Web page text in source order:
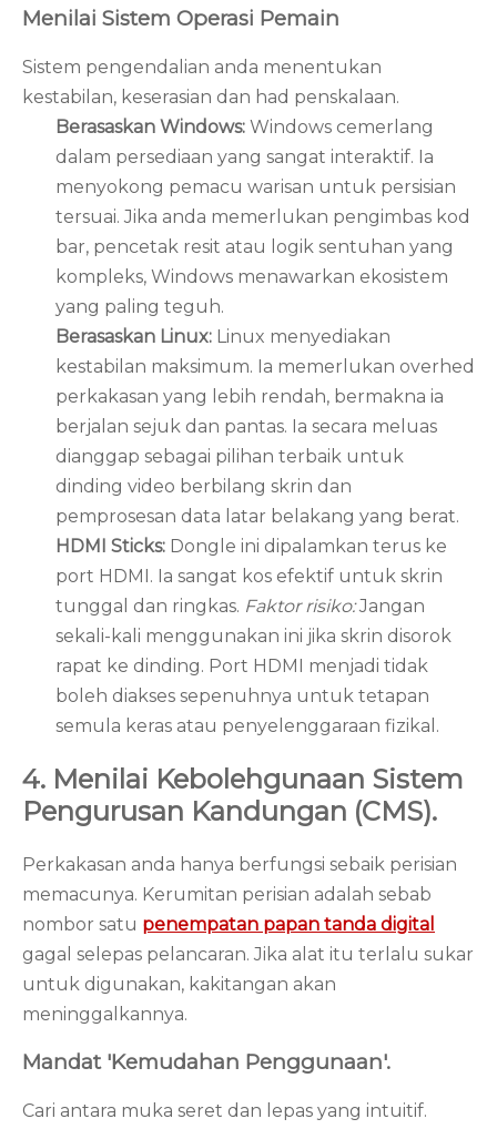
Menilai Sistem Operasi Pemain
Sistem pengendalian anda menentukan
kestabilan, keserasian dan had penskalaan.
Berasaskan Windows: Windows cemerlang
dalam persediaan yang sangat interaktif. Ia
menyokong pemacu warisan untuk persisian
tersuai. Jika anda memerlukan pengimbas kod
bar, pencetak resit atau logik sentuhan yang
kompleks, Windows menawarkan ekosistem
yang paling teguh.
Berasaskan Linux: Linux menyediakan
kestabilan maksimum. Ia memerlukan overhed
perkakasan yang lebih rendah, bermakna ia
berjalan sejuk dan pantas. Ia secara meluas
dianggap sebagai pilihan terbaik untuk
dinding video berbilang skrin dan
pemprosesan data latar belakang yang berat.
HDMI Sticks: Dongle ini dipalamkan terus ke
port HDMI. Ia sangat kos efektif untuk skrin
tunggal dan ringkas. Faktor risiko:Jangan
sekali-kali menggunakan ini jika skrin disorok
rapat ke dinding. Port HDMI menjadi tidak
boleh diakses sepenuhnya untuk tetapan
semula keras atau penyelenggaraan fizikal.
4. Menilai Kebolehgunaan Sistem
Pengurusan Kandungan (CMS).
Perkakasan anda hanya berfungsi sebaik perisian
memacunya. Kerumitan perisian adalah sebab
nombor satu penempatan papan tanda digital
gagal selepas pelancaran. Jika alat itu terlalu sukar
untuk digunakan, kakitangan akan
meninggalkannya.
Mandat 'Kemudahan Penggunaan'.
Cari antara muka seret dan lepas yang intuitif.